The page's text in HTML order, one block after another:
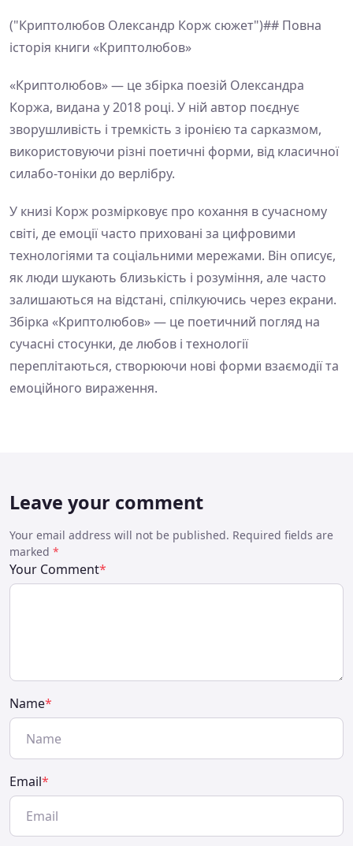
("Криптолюбов Олександр Корж сюжет")## Повна
історія книги «Криптолюбов»
«Криптолюбов» — це збірка поезій Олександра
Коржа, видана у 2018 році. У ній автор поєднує
зворушливість і тремкість з іронією та сарказмом,
використовуючи різні поетичні форми, від класичної
силабо-тоніки до верлібру.
У книзі Корж розмірковує про кохання в сучасному
світі, де емоції часто приховані за цифровими
технологіями та соціальними мережами. Він описує,
як люди шукають близькість і розуміння, але часто
залишаються на відстані, спілкуючись через екрани.
Збірка «Криптолюбов» — це поетичний погляд на
сучасні стосунки, де любов і технології
переплітаються, створюючи нові форми взаємодії та
емоційного вираження.
Leave your comment
Your email address will not be published. Required fields are
marked *
Your Comment*
Name*
Email*